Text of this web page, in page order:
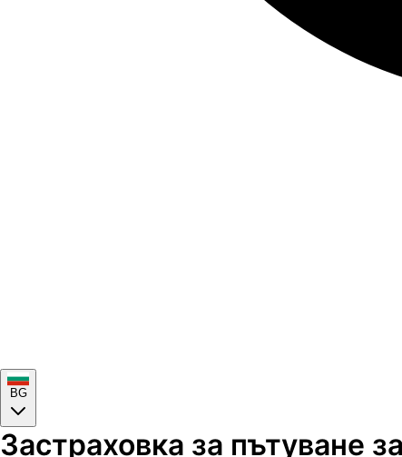
BG
Застраховка за пътуване